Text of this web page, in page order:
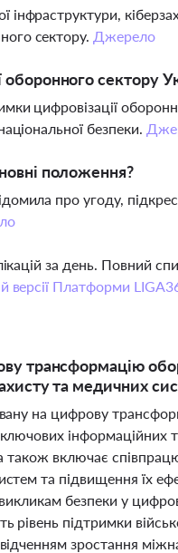
сектору. Джерело
сектору
цифровізації
безпеки.
положення?
про угоду,
за день. Повний
версії Платформи
трансформацію
та медичних
на цифрову
інформаційних
також включає
та підвищення їх
безпеки у
підтримки
зростання